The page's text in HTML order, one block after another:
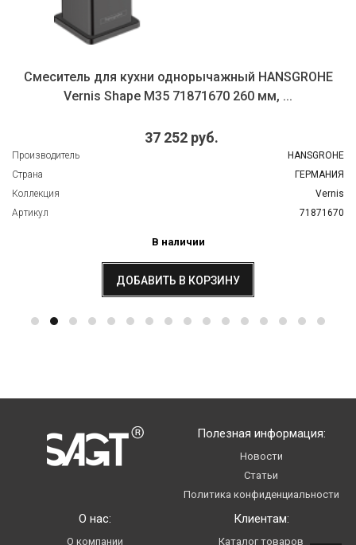
Смеситель для кухни однорычажный HANSGROHE
Vernis Shape M35 71871670 260 мм, ...
37 252 руб.
Производитель
HANSGROHE
Страна
ГЕРМАНИЯ
Коллекция
Vernis
Артикул
71871670
В наличии
ДОБАВИТЬ В КОРЗИНУ
О нас:
О компании
Клиентам:
Каталог товаров
Полезная информация:
Новости
Статьи
Политика конфиденциальности